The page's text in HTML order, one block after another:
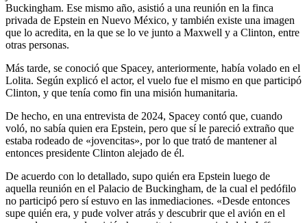
Buckingham. Ese mismo año, asistió a una reunión en la finca
privada de Epstein en Nuevo México, y también existe una imagen
que lo acredita, en la que se lo ve junto a Maxwell y a Clinton, entre
otras personas.
Más tarde, se conoció que Spacey, anteriormente, había volado en el
Lolita. Según explicó el actor, el vuelo fue el mismo en que participó
Clinton, y que tenía como fin una misión humanitaria.
De hecho, en una entrevista de 2024, Spacey contó que, cuando
voló, no sabía quien era Epstein, pero que sí le pareció extraño que
estaba rodeado de «jovencitas», por lo que trató de mantener al
entonces presidente Clinton alejado de él.
De acuerdo con lo detallado, supo quién era Epstein luego de
aquella reunión en el Palacio de Buckingham, de la cual el pedófilo
no participó pero sí estuvo en las inmediaciones. «Desde entonces
supe quién era, y pude volver atrás y descubrir que el avión en el